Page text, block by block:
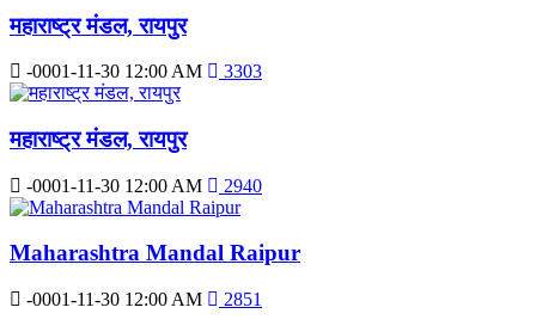
महाराष्ट्र मंडल, रायपुर
-0001-11-30 12:00 AM 3303
महाराष्ट्र मंडल, रायपुर
-0001-11-30 12:00 AM 2940
Maharashtra Mandal Raipur
-0001-11-30 12:00 AM 2851